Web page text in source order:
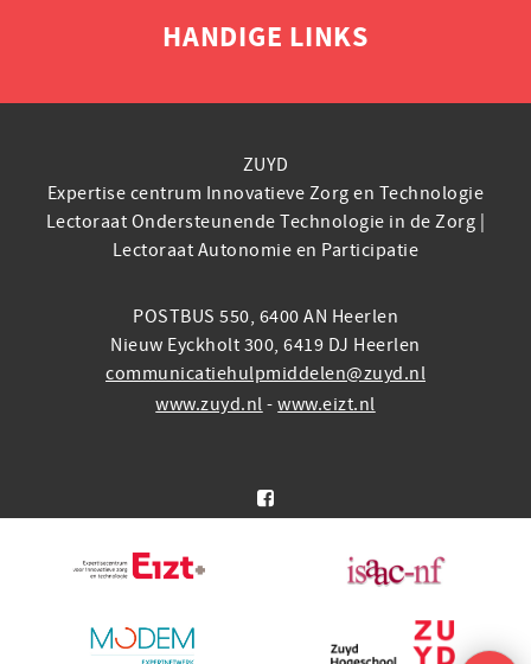
HANDIGE LINKS
ZUYD
Expertise centrum Innovatieve Zorg en Technologie
Lectoraat Ondersteunende Technologie in de Zorg |
Lectoraat Autonomie en Participatie
POSTBUS 550, 6400 AN Heerlen
Nieuw Eyckholt 300, 6419 DJ Heerlen
communicatiehulpmiddelen@zuyd.nl
www.zuyd.nl -www.eizt.nl